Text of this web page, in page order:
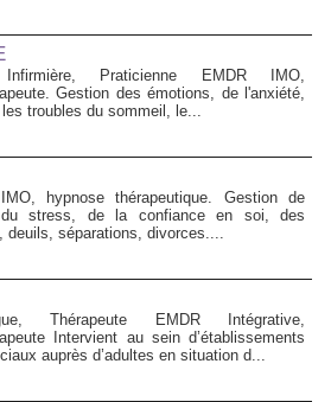
Praticienne EMDR IMO,
Gestion des émotions, de l'anxiété,
troubles du sommeil, le...
hypnose thérapeutique. Gestion de
du stress, de la confiance en soi, des
deuils, séparations, divorces....
Thérapeute EMDR Intégrative,
Intervient au sein d’établissements
auprès d’adultes en situation d...